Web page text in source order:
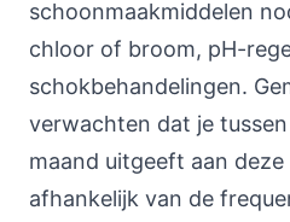
schoonmaakmiddelen
chloor of broom, pH-
schokbehandelingen.
verwachten dat je
maand uitgeeft aan
afhankelijk van de